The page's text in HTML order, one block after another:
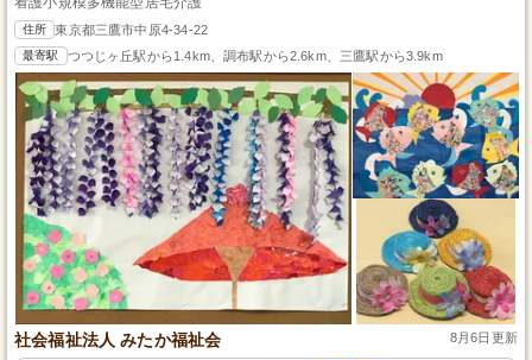
住所 東京都三鷹市中原4-34-22
最寄駅 つつじヶ丘駅から1.4km、調布駅から2.6km、三鷹駅から3.9km
社会福祉法人 みたか福祉会 8月6日更新